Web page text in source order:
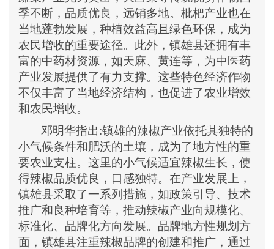
季不断，品质优良，远销多地。枇杷产业也在
当地蓬勃发展，种植效益高且绿色环保，成为
农民增收的重要途径。此外，镇雄县还拥有丰
富的中药材资源，如天麻、黄连等，为中医药
产业发展提供了有力支撑。这些特色经济作物
不仅丰富了当地经济结构，也促进了农业增效
和农民增收。
邓明华指出:镇雄的辣椒产业依托其独特的
小气候条件和肥沃的土壤，成为了地方性的重
要农业支柱。这里的小气候适宜辣椒生长，使
得辣椒品质优良，口感独特。在产业发展上，
镇雄县采取了一系列措施，如政策引导、技术
推广和良种培育等，推动辣椒产业向规模化、
标准化、品牌化方向发展。品牌地方性规划方
面，镇雄县注重辣椒品牌的创建和推广，通过